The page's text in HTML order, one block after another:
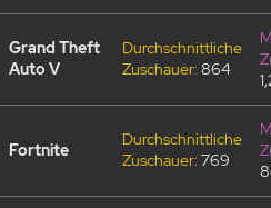
Grand Theft
Auto V
Durchschnittliche
Zuschauer: 864
Fortnite
Durchschnittliche
Zuschauer: 769